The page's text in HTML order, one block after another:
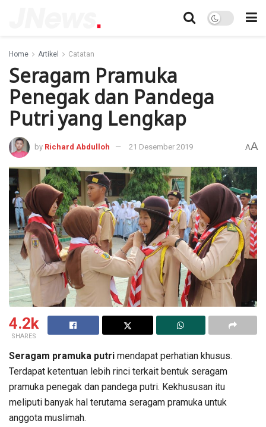
Home Artikel Catatan
Seragam Pramuka
Penegak dan Pandega
Putri yang Lengkap
by Richard Abdulloh 21 Desember 2019 AA
4.2k
SHARES
Seragam pramuka putri mendapat perhatian khusus.
Terdapat ketentuan lebih rinci terkait bentuk seragam
pramuka penegak dan pandega putri. Kekhususan itu
meliputi banyak hal terutama seragam pramuka untuk
anggota muslimah.